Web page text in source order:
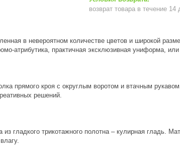
возврат товара в течение 14
в невероятном количестве цветов и широкой
атрибутика, практичная эксклюзивная униформа,
прямого кроя с округлым воротом и втачным
решений.
гладкого трикотажного полотна – кулирная гладь.